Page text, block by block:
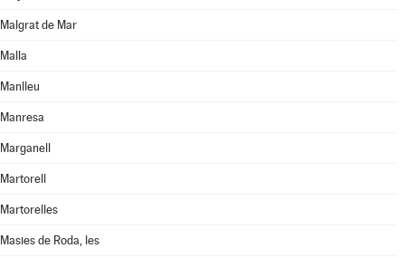
Malgrat de Mar
Malla
Manlleu
Manresa
Marganell
Martorell
Martorelles
Masies de Roda, les